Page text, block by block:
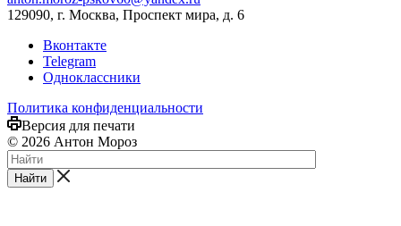
129090, г. Москва, Проспект мира, д. 6
Вконтакте
Telegram
Одноклассники
Политика конфиденциальности
Версия для печати
© 2026 Антон Мороз
Найти